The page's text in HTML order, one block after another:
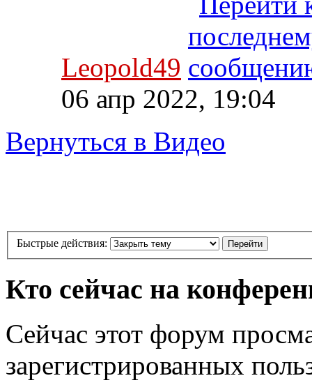
Leopold49
06 апр 2022, 19:04
Вернуться в Видео
Быстрые действия:
Кто сейчас на
Сейчас этот форум
зарегистрированных